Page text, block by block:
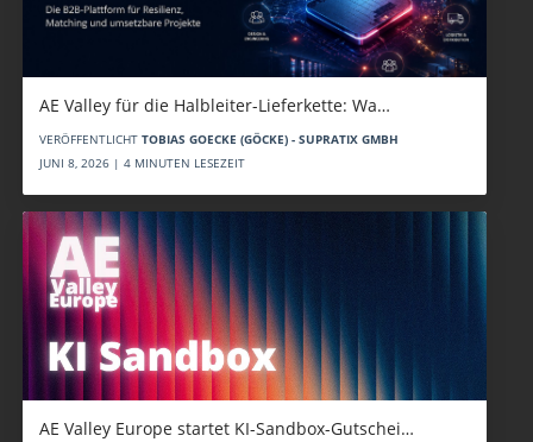
AE Valley für die Halbleiter-Lieferkette: Wa…
VERÖFFENTLICHT TOBIAS GOECKE (GÖCKE) - SUPRATIX GMBH
JUNI 8, 2026 | 4 MINUTEN LESEZEIT
AE Valley Europe startet KI-Sandbox-Gutschei…